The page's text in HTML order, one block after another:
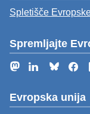
Spletišče
Spremljajte
MastodonLinkedIn
Evropska unija